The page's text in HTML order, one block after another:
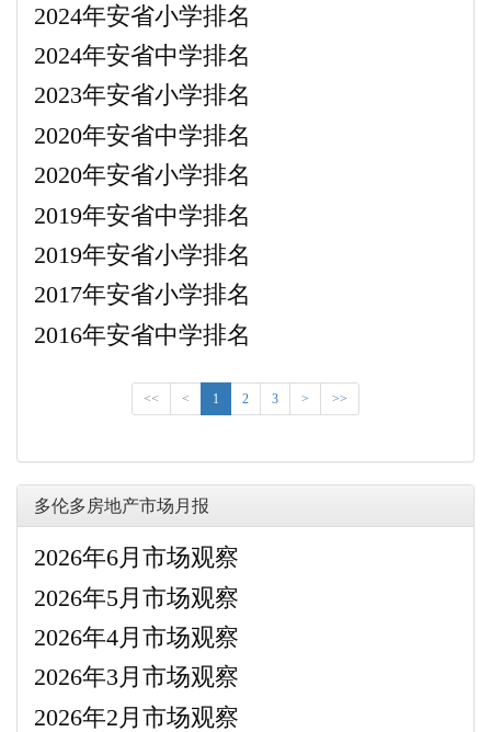
2024年安省小学排名
2024年安省中学排名
2023年安省小学排名
2020年安省中学排名
2020年安省小学排名
2019年安省中学排名
2019年安省小学排名
2017年安省小学排名
2016年安省中学排名
<< < 1 2 3 > >>
多伦多房地产市场月报
2026年6月市场观察
2026年5月市场观察
2026年4月市场观察
2026年3月市场观察
2026年2月市场观察